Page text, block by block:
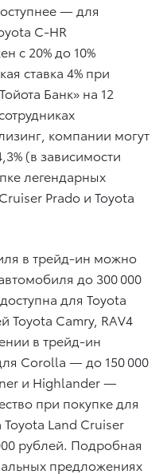
— для
C-HR
с 20% до 10%
ставка 4% при
Банк» на 12
компании могут
(в зависимости
легендарных
Prado и Toyota
в трейд-ин можно
до 300 000
для Toyota
Toyota Camry, RAV4
в трейд-ин
Corolla — до 150 000
и Highlander —
при покупке для
Land Cruiser
рублей. Подробная
предложениях